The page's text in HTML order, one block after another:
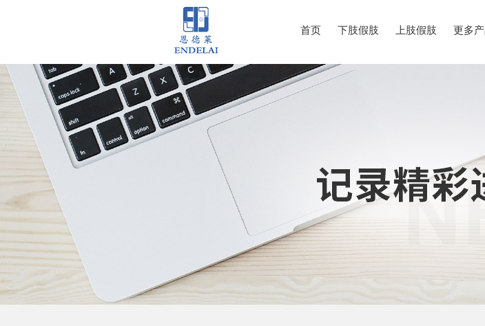
首页 下肢假肢 上肢假肢 更多